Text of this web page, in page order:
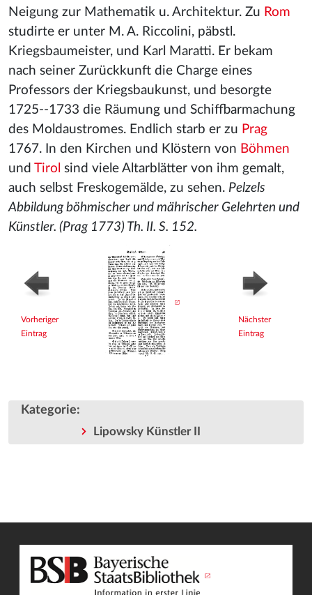
Neigung zur Mathematik u. Architektur. Zu Rom
studirte er unter M. A. Riccolini, päbstl.
Kriegsbaumeister, und Karl Maratti. Er bekam
nach seiner Zurückkunft die Charge eines
Professors der Kriegsbaukunst, und besorgte
1725--1733 die Räumung und Schiffbarmachung
des Moldaustromes. Endlich starb er zu Prag
1767. In den Kirchen und Klöstern von Böhmen
und Tirol sind viele Altarblätter von ihm gemalt,
auch selbst Freskogemälde, zu sehen. Pelzels
Abbildung böhmischer und mährischer Gelehrten und
Künstler. (Prag 1773) Th. II. S. 152.
Vorheriger
Eintrag
Nächster
Eintrag
Kategorie:
Lipowsky Künstler II